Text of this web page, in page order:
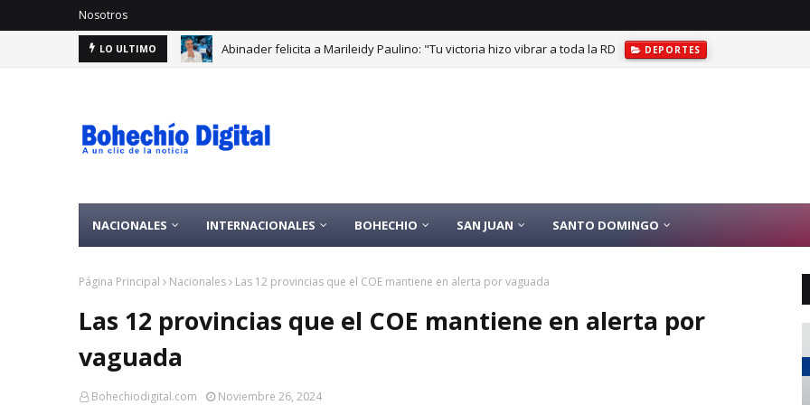
Nosotros
LO ULTIMO Exalcalde denuncia desvío US$7.2 millones destinados acueducto Bohechío y Arroyo Cano
NACIONALES INTERNACIONALES BOHECHIO SAN JUAN SANTO DOMINGO
Página Principal Nacionales Las 12 provincias que el COE mantiene en alerta por vaguada
Las 12 provincias que el COE mantiene en alerta por
vaguada
Bohechiodigital.com Noviembre 26, 2024